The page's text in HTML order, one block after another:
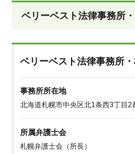
ベリーベスト法律事務所
ベリーベスト法律事務所
事務所所在地
北海道札幌市中央区北1条西3丁目2
所属弁護士会
札幌弁護士会（所長）